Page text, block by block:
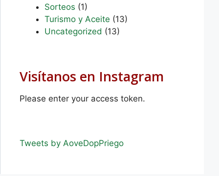
Sorteos (1)
Turismo y Aceite (13)
Uncategorized (13)
Visítanos en Instagram
Please enter your access token.
Tweets by AoveDopPriego